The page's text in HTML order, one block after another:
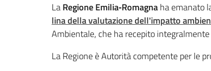
LaRegione Emilia‐Romagnaha emanato
lina della valutazione dell'impatto
Ambientale, che ha recepito
La Regione è Autorità competente per le